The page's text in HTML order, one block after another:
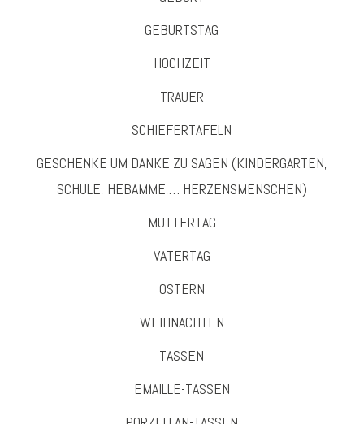
GEBURTSTAG
HOCHZEIT
TRAUER
SCHIEFERTAFELN
GESCHENKE UM DANKE ZU SAGEN (KINDERGARTEN,
SCHULE, HEBAMME,… HERZENSMENSCHEN)
MUTTERTAG
VATERTAG
OSTERN
WEIHNACHTEN
TASSEN
EMAILLE-TASSEN